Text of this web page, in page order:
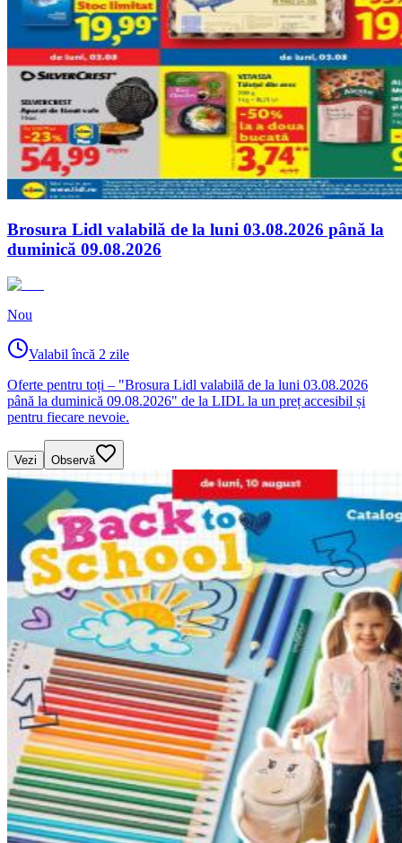
Brosura Lidl valabilă de la luni 03.08.2026 până la
duminică 09.08.2026
Nou
Valabil încă 2 zile
Oferte pentru toți – "Brosura Lidl valabilă de la luni 03.08.2026
până la duminică 09.08.2026" de la LIDL la un preț accesibil și
pentru fiecare nevoie.
Vezi Observă